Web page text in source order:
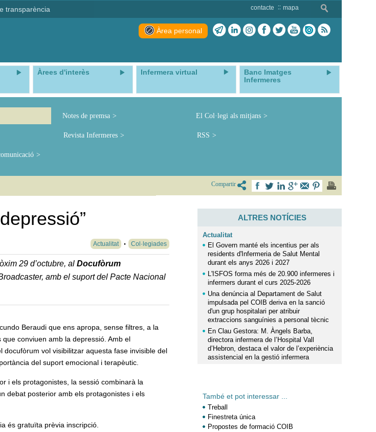
transparència contacte mapa
Àrea personal
Àrees d'interès Infermera virtual
Banc Imatges
Infermeres
Notes de premsa El Col·legi als mitjans
Revista Infermeres RSS
Compartir
Actualitat Col·legiades
29 d’octubre, al Docufòrum
amb el suport del Pacte Nacional
Beraudi que ens apropa, sense filtres, a la
conviuen amb la depressió. Amb el
docufòrum vol visibilitzar aquesta fase invisible del
del suport emocional i terapèutic.
i els protagonistes, la sessió combinarà la
debat posterior amb els protagonistes i els
és gratuïta prèvia inscripció.
ALTRES NOTÍCIES
Actualitat
El Govern manté els incentius per als
residents d'Infermeria de Salut Mental
durant els anys 2026 i 2027
L'ISFOS forma més de 20.900 infermeres i
infermers durant el curs 2025-2026
Una denúncia al Departament de Salut
impulsada pel COIB deriva en la sanció
d'un grup hospitalari per atribuir
extraccions sanguínies a personal tècnic
En Clau Gestora: M. Àngels Barba,
directora infermera de l’Hospital Vall
d’Hebron, destaca el valor de l’experiència
assistencial en la gestió infermera
També et pot interessar ...
Treball
Finestreta única
Propostes de formació COIB